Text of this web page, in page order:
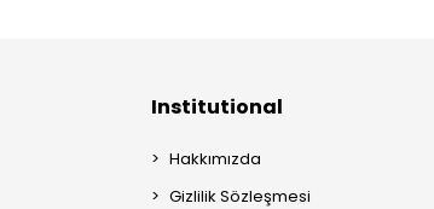
Institutional
Hakkımızda
Gizlilik Sözleşmesi